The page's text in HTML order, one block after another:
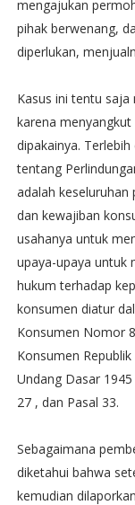
mengajukan
pihak berwenang,
diperlukan,
Kasus ini tentu
karena
dipakainya.
tentang
adalah
dan kewajiban
usahanya untuk
upaya-upaya untuk
hukum terhadap
konsumen diatur
Konsumen Nomor
Konsumen
Undang Dasar
27 , dan Pasal 33.
Sebagaimana
diketahui bahwa
kemudian